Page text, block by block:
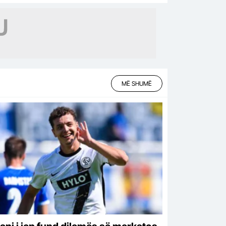
MË SHUMË